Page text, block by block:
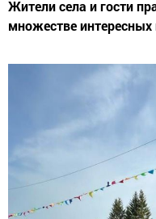
Жители села и гости
множестве